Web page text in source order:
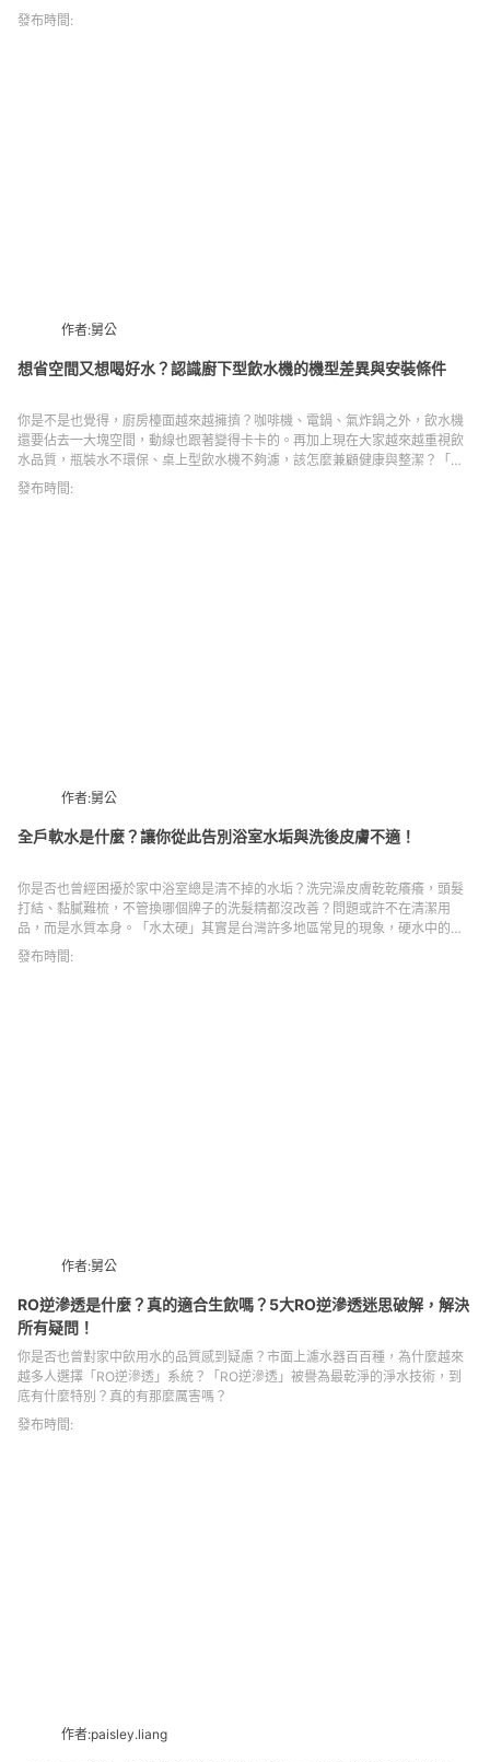
發布時間:
作者:舅公
想省空間又想喝好水？認識廚下型飲水機的機型差異與安裝條件
你是不是也覺得，廚房檯面越來越擁擠？咖啡機、電鍋、氣炸鍋之外，飲水機
還要佔去一大塊空間，動線也跟著變得卡卡的。再加上現在大家越來越重視飲
水品質，瓶裝水不環保、桌上型飲水機不夠濾，該怎麼兼顧健康與整潔？「廚
下型飲水機」就是在這樣的需求下逐漸受到關注的解決方案。它將主機安裝在
流理台下方，只留下簡潔的出水口，既節省空間，也讓廚房更清爽有序。搭配
發布時間:
作者:舅公
全戶軟水是什麼？讓你從此告別浴室水垢與洗後皮膚不適！
你是否也曾經困擾於家中浴室總是清不掉的水垢？洗完澡皮膚乾乾癢癢，頭髮
打結、黏膩難梳，不管換哪個牌子的洗髮精都沒改善？問題或許不在清潔用
品，而是水質本身。「水太硬」其實是台灣許多地區常見的現象，硬水中的
鈣、鎂離子會在管線、熱水器、蓮蓬頭中形成水垢，也會影響皮膚與頭髮的狀
況。而所謂的「全戶軟水」系統，就是針對這類問題設計的解方：讓家中每一
發布時間:
作者:舅公
RO逆滲透是什麼？真的適合生飲嗎？5大RO逆滲透迷思破解，解決
所有疑問！
你是否也曾對家中飲用水的品質感到疑慮？市面上濾水器百百種，為什麼越來
越多人選擇「RO逆滲透」系統？「RO逆滲透」被譽為最乾淨的淨水技術，到
底有什麼特別？真的有那麼厲害嗎？
發布時間:
作者:paisley.liang